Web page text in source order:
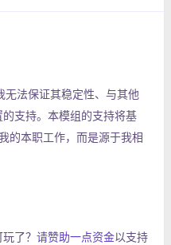
无法保证其稳定性、与其他
支持。本模组的支持将基
的本职工作，而是源于我相
了？ 请赞助一点资金以支持